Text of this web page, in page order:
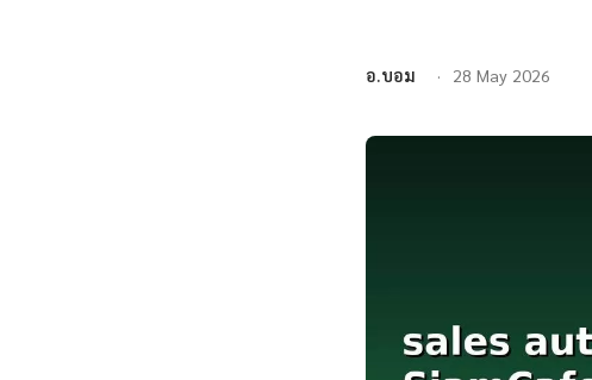
อ.บอม 28 May 2026